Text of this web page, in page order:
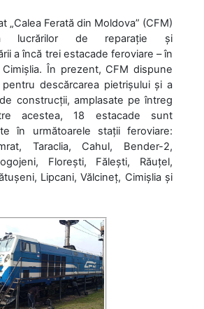
„Calea Ferată din Moldova” (CFM)
lucrărilor de reparație și
a încă trei estacade feroviare – în
În prezent, CFM dispune
descărcarea pietrișului și a
construcții, amplasate pe întreg
acestea, 18 estacade sunt
în următoarele stații feroviare:
Taraclia, Cahul, Bender-2,
Florești, Fălești, Răuțel,
Lipcani, Vălcineț, Cimișlia și